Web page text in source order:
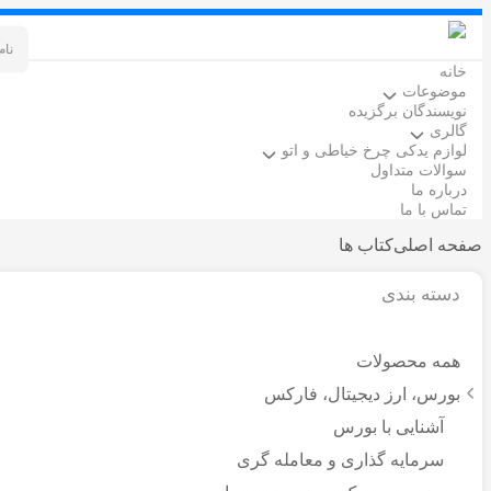
خانه
موضوعات
نویسندگان برگزیده
گالری
لوازم یدکی چرخ خیاطی و اتو
سوالات متداول
درباره ما
تماس با ما
صفحه اصلیکتاب ها
دسته بندی
همه محصولات
بورس، ارز دیجیتال، فارکس
آشنایی با بورس
سرمایه گذاری و معامله گری